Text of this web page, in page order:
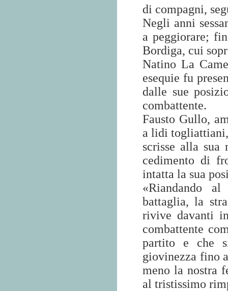
di compagni,
Negli anni
a peggiorare;
Bordiga, cui
Natino La
esequie fu
dalle sue
combattente.
Fausto Gullo,
a lidi
scrisse alla sua
cedimento di
intatta la sua
«Riandando
battaglia, la
rivive davanti
combattente
partito e che
giovinezza fino
meno la nostra
al tristissimo